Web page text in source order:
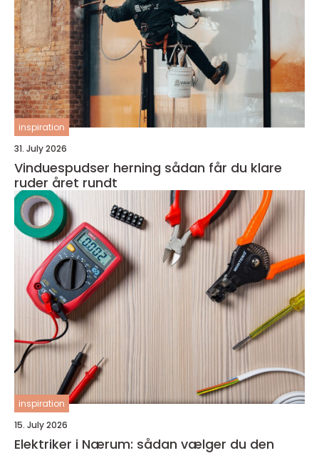
inspiration
31. July 2026
Vinduespudser herning sådan får du klare
ruder året rundt
inspiration
15. July 2026
Elektriker i Nærum: sådan vælger du den